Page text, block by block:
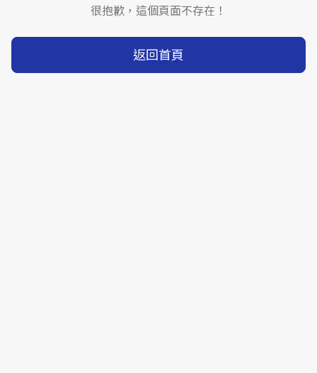
很抱歉，這個頁面不存在！
返回首頁